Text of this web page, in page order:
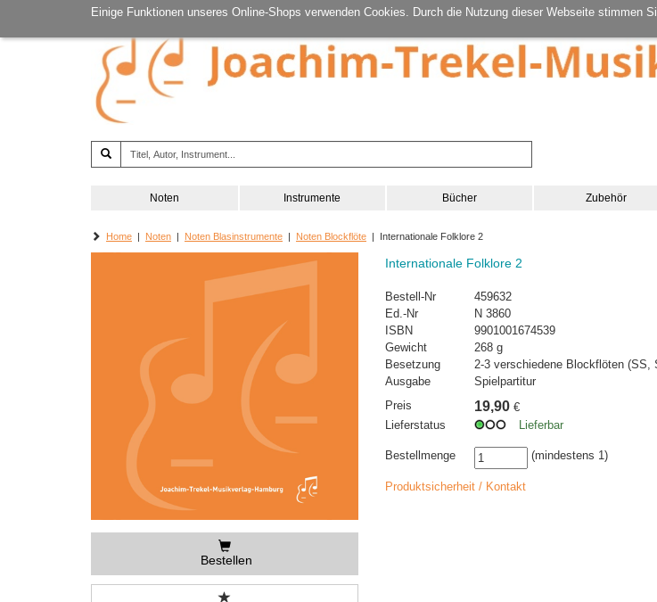
Einige Funktionen unseres Online-Shops verwenden Cookies. Durch die Nutzung dieser Webseite stimmen
Noten Instrumente Bücher Zubehör
Home | Noten | Noten Blasinstrumente | Noten Blockflöte | Internationale Folklore 2
Bestellen
Internationale Folklore 2
Bestell-Nr
459632
Ed.-Nr
N 3860
ISBN
9901001674539
Gewicht
268 g
Besetzung
2-3 verschiedene Blockflöten (SS,
Ausgabe
Spielpartitur
Preis
19,90 €
Lieferstatus
Lieferbar
Bestellmenge (mindestens 1)
Produktsicherheit / Kontakt